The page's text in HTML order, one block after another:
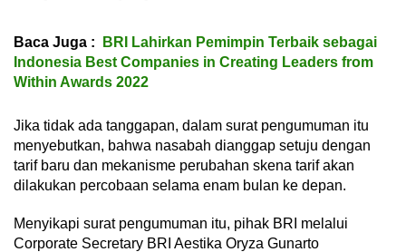
Baca Juga :
BRI Lahirkan Pemimpin Terbaik sebagai
Indonesia Best Companies in Creating Leaders from
Within Awards 2022
Jika tidak ada tanggapan, dalam surat pengumuman itu
menyebutkan, bahwa nasabah dianggap setuju dengan
tarif baru dan mekanisme perubahan skena tarif akan
dilakukan percobaan selama enam bulan ke depan.
Menyikapi surat pengumuman itu, pihak BRI melalui
Corporate Secretary BRI Aestika Oryza Gunarto